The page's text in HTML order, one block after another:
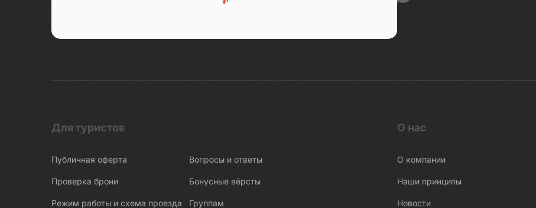
Для туристов
Публичная оферта
Проверка брони
Режим работы и схема проезда
Вопросы и ответы
Бонусные вёрсты
Группам
О нас
О компании
Наши принципы
Новости